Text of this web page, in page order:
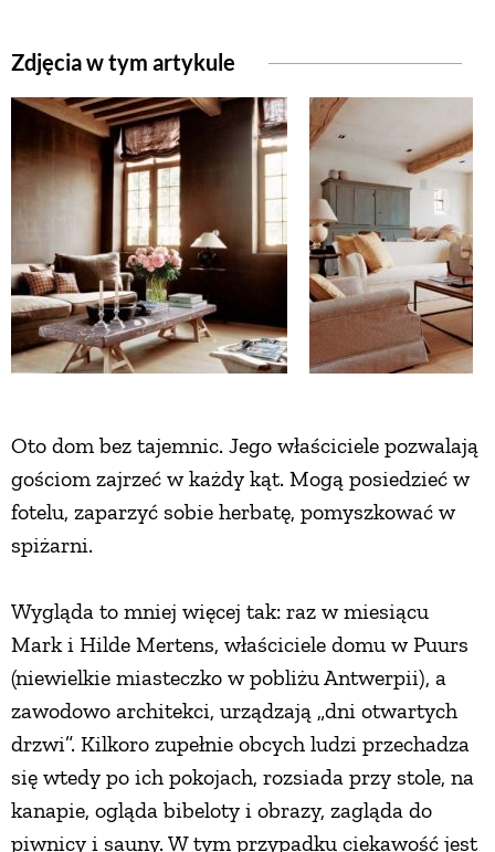
Zdjęcia w tym artykule
Oto dom bez tajemnic. Jego właściciele pozwalają
gościom zajrzeć w każdy kąt. Mogą posiedzieć w
fotelu, zaparzyć sobie herbatę, pomyszkować w
spiżarni.
Wygląda to mniej więcej tak: raz w miesiącu
Mark i Hilde Mertens, właściciele domu w Puurs
(niewielkie miasteczko w pobliżu Antwerpii), a
zawodowo architekci, urządzają „dni otwartych
drzwi”. Kilkoro zupełnie obcych ludzi przechadza
się wtedy po ich pokojach, rozsiada przy stole, na
kanapie, ogląda bibeloty i obrazy, zagląda do
piwnicy i sauny. W tym przypadku ciekawość jest
NATURALNIE
URODA
NATURALNA APTECZKA
DLA DOMU
EKO ŻYCIE
ZWIERZĘTA DOMOWE
GRZYBY
KRAJOBRAZ
RĘKODZIEŁO
RZEMIOSŁO